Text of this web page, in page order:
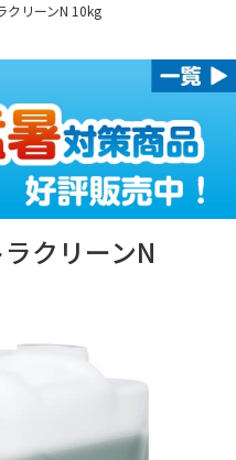
クリーンN 10kg
クリーンN